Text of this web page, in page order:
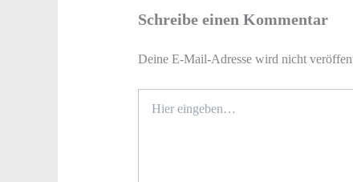
Schreibe einen Kommentar
Deine E-Mail-Adresse wird nicht
eingeben…